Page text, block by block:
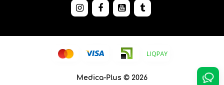
Medica-Plus © 2026